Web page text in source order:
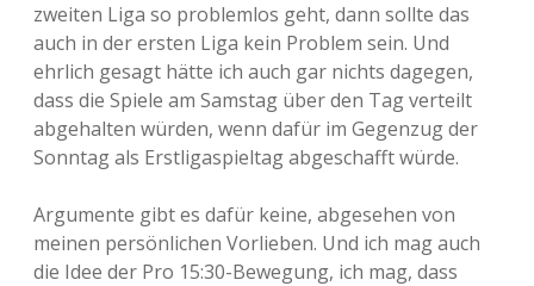
zweiten Liga so problemlos geht, dann sollte das
auch in der ersten Liga kein Problem sein. Und
ehrlich gesagt hätte ich auch gar nichts dagegen,
dass die Spiele am Samstag über den Tag verteilt
abgehalten würden, wenn dafür im Gegenzug der
Sonntag als Erstligaspieltag abgeschafft würde.
Argumente gibt es dafür keine, abgesehen von
meinen persönlichen Vorlieben. Und ich mag auch
die Idee der Pro 15:30-Bewegung, ich mag, dass